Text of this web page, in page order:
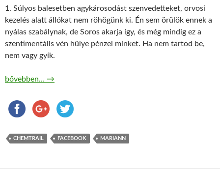
1. Súlyos balesetben agykárosodást szenvedetteket, orvosi
kezelés alatt állókat nem röhögünk ki. Én sem örülök ennek a
nyálas szabálynak, de Soros akarja így, és még mindig ez a
szentimentális vén hülye pénzel minket. Ha nem tartod be,
nem vagy gyík.
Chemtrail rajongói csoport gyíktagság
bővebben… →
CHEMTRAIL FACEBOOK MARIANN